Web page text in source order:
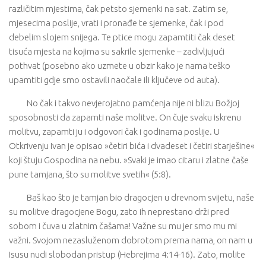
različitim mjestima, čak petsto sjemenki na sat. Zatim se,
mjesecima poslije, vrati i pronađe te sjemenke, čak i pod
debelim slojem snijega. Te ptice mogu zapamtiti čak deset
tisuća mjesta na kojima su sakrile sjemenke – zadivljujući
pothvat (posebno ako uzmete u obzir kako je nama teško
upamtiti gdje smo ostavili naočale ili ključeve od auta).
No čak i takvo nevjerojatno pamćenja nije ni blizu Božjoj
sposobnosti da zapamti naše molitve. On čuje svaku iskrenu
molitvu, zapamti ju i odgovori čak i godinama poslije. U
Otkrivenju Ivan je opisao »četiri bića i dvadeset i četiri starješine«
koji štuju Gospodina na nebu. »Svaki je imao citaru i zlatne čaše
pune tamjana, što su molitve svetih« (5:8).
Baš kao što je tamjan bio dragocjen u drevnom svijetu, naše
su molitve dragocjene Bogu, zato ih neprestano drži pred
sobom i čuva u zlatnim čašama! Važne su mu jer smo mu mi
važni. Svojom nezasluženom dobrotom prema nama, on nam u
Isusu nudi slobodan pristup (Hebrejima 4:14-16). Zato, molite